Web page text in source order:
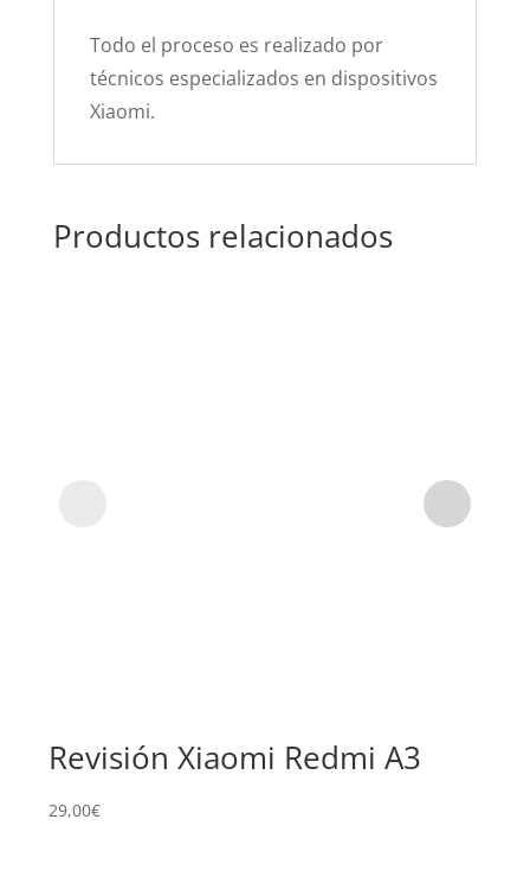
Todo el proceso es realizado por
técnicos especializados en dispositivos
Xiaomi.
Productos relacionados
Revisión Xiaomi Redmi A3
29,00€